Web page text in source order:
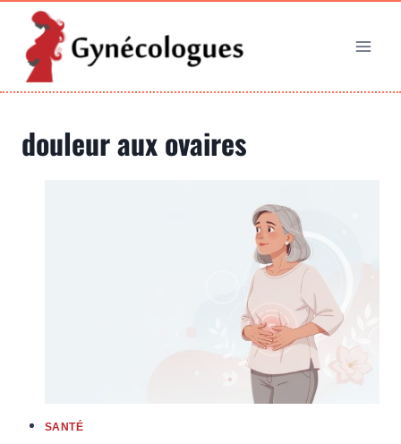
contenu
douleur aux ovaires
SANTÉ